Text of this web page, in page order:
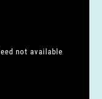
not available